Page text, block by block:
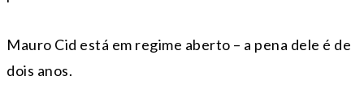
Mauro Cid está em regime aberto – a pena dele é de
dois anos.